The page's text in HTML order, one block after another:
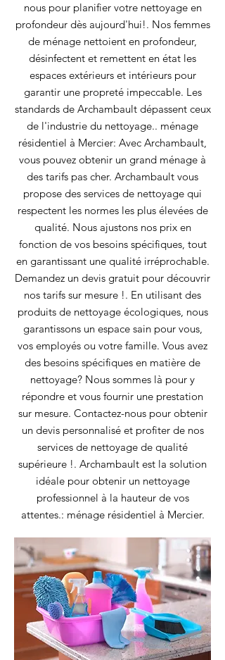
nous pour planifier votre nettoyage en
profondeur dès aujourd'hui!. Nos femmes
de ménage nettoient en profondeur,
désinfectent et remettent en état les
espaces extérieurs et intérieurs pour
garantir une propreté impeccable. Les
standards de Archambault dépassent ceux
de l'industrie du nettoyage.. ménage
résidentiel à Mercier: Avec Archambault,
vous pouvez obtenir un grand ménage à
des tarifs pas cher. Archambault vous
propose des services de nettoyage qui
respectent les normes les plus élevées de
qualité. Nous ajustons nos prix en
fonction de vos besoins spécifiques, tout
en garantissant une qualité irréprochable.
Demandez un devis gratuit pour découvrir
nos tarifs sur mesure !. En utilisant des
produits de nettoyage écologiques, nous
garantissons un espace sain pour vous,
vos employés ou votre famille. Vous avez
des besoins spécifiques en matière de
nettoyage? Nous sommes là pour y
répondre et vous fournir une prestation
sur mesure. Contactez-nous pour obtenir
un devis personnalisé et profiter de nos
services de nettoyage de qualité
supérieure !. Archambault est la solution
idéale pour obtenir un nettoyage
professionnel à la hauteur de vos
attentes.: ménage résidentiel à Mercier.